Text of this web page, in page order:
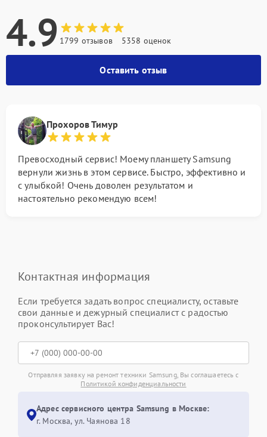
4.9 1799 отзывов 5358 оценок
Оставить отзыв
Прохоров Тимур
Превосходный сервис! Моему планшету Samsung
вернули жизнь в этом сервисе. Быстро, эффективно и
с улыбкой! Очень доволен результатом и
настоятельно рекомендую всем!
Контактная информация
Если требуется задать вопрос специалисту, оставьте
свои данные и дежурный специалист с радостью
проконсультирует Вас!
Отправляя заявку на ремонт техники Samsung, Вы соглашаетесь с
Политикой конфиденциальности
Адрес сервисного центра Samsung в Москве:
г. Москва, ул. Чаянова 18